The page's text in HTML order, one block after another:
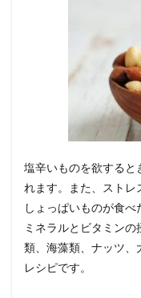
塩辛いものを欲すると
れます。また、ストレ
しょっぱいものが食べ
ミネラルとビタミン
類、海藻類、ナッツ、
レシピです。